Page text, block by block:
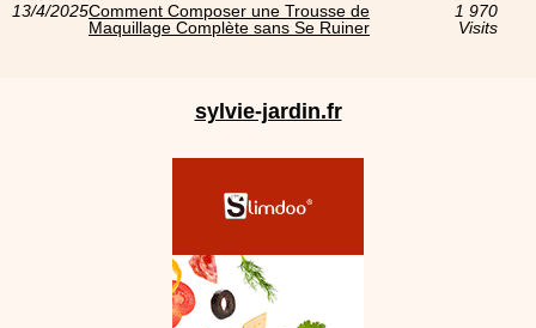
13/4/2025Comment Composer une Trousse de
Maquillage Complète sans Se Ruiner
1 970
Visits
sylvie-jardin.fr